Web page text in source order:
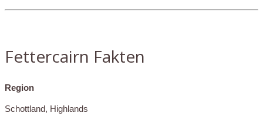
Fettercairn Fakten
Region
Schottland, Highlands